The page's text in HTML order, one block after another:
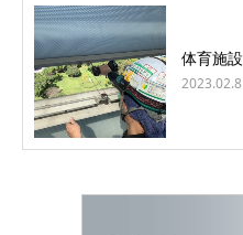
体育施設
2023.02.8